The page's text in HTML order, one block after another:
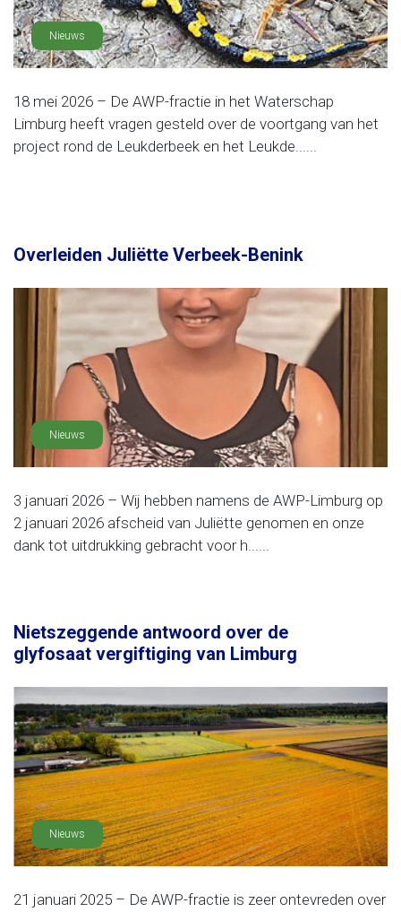
Nieuws
18 mei 2026 – De AWP-fractie in het Waterschap
Limburg heeft vragen gesteld over de voortgang van het
project rond de Leukderbeek en het Leukde......
Overleiden Juliëtte Verbeek-Benink
Nieuws
3 januari 2026 – Wij hebben namens de AWP-Limburg op
2 januari 2026 afscheid van Juliëtte genomen en onze
dank tot uitdrukking gebracht voor h......
Nietszeggende antwoord over de
glyfosaat vergiftiging van Limburg
Nieuws
21 januari 2025 – De AWP-fractie is zeer ontevreden over